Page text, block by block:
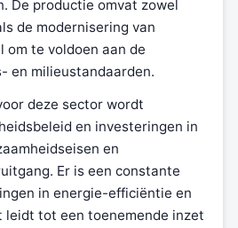
De productie omvat zowel
de modernisering van
om te voldoen aan de
en milieustandaarden.
deze sector wordt
en investeringen in
en
Er is een constante
in energie-efficiëntie en
leidt tot een toenemende inzet